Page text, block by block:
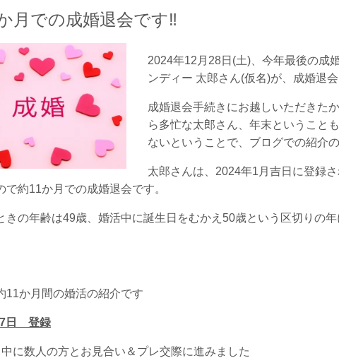
月での成婚退会です‼
2024年12月28日(土)、今年最後の成
ンディー 太郎さん(仮名)が、成婚退会
成婚退会手続きにお越しいただきた
ら多忙な太郎さん、年末ということ
ないということで、ブログでの紹介
太郎さんは、2024年1月吉日に登録
で約11か月での成婚退会です。
きの年齢は49歳、婚活中に誕生日をむかえ50歳という区切りの
11か月間の婚活の紹介です
日 登録
に数人の方とお見合い＆プレ交際に進みました